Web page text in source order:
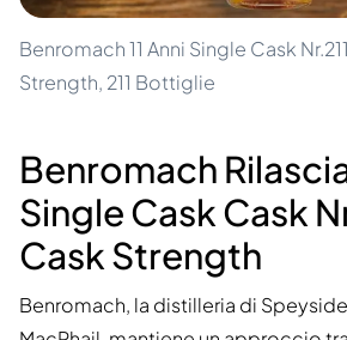
Benromach 11 Anni Single Cask
Strength, 211 Bottiglie
Benromach Rilascia
Single Cask Cask
Cask Strength
Benromach, la distilleria di